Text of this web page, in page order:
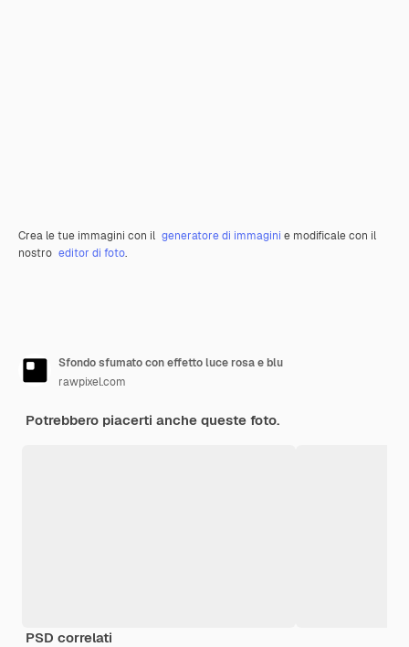
Crea le tue immagini con il generatore di immagini e modificale con il
nostro editor di foto.
Sfondo sfumato con effetto luce rosa e blu
rawpixel.com
Potrebbero piacerti anche queste foto.
PSD correlati